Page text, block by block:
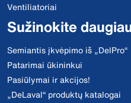
Ventiliatoriai
Sužinokite
Semiantis įkvėpimo iš „DelPro“
Patarimai ūkininkui
Pasiūlymai ir akcijos!
„DeLaval“ produktų katalogai